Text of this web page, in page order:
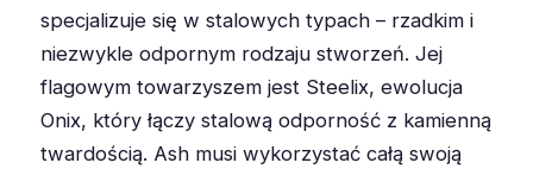
specjalizuje się w stalowych typach – rzadkim i
niezwykle odpornym rodzaju stworzeń. Jej
flagowym towarzyszem jest Steelix, ewolucja
Onix, który łączy stalową odporność z kamienną
twardością. Ash musi wykorzystać całą swoją